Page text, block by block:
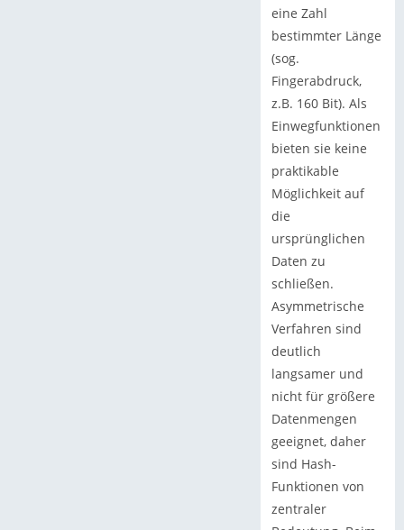
eine Zahl
bestimmter Länge
(sog.
Fingerabdruck,
z.B. 160 Bit). Als
Einwegfunktionen
bieten sie keine
praktikable
Möglichkeit auf
die
ursprünglichen
Daten zu
schließen.
Asymmetrische
Verfahren sind
deutlich
langsamer und
nicht für größere
Datenmengen
geeignet, daher
sind Hash-
Funktionen von
zentraler